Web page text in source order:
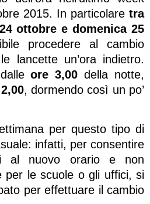
2015. In particolare tra
ottobre e domenica 25
procedere al cambio
lancette un’ora indietro.
dalleore 3,00 della notte,
, dormendo così un po’
per questo tipo di
infatti, per consentire
al nuovo orario e non
per le scuole o gli uffici, si
per effettuare il cambio